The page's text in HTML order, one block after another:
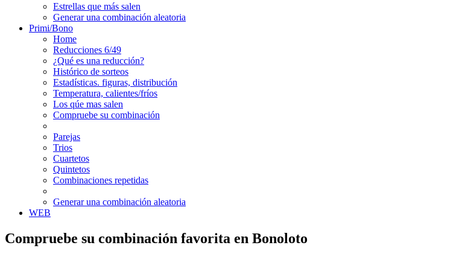
Estrellas que más salen
Generar una combinación aleatoria
Primi/Bono
Home
Reducciones 6/49
¿Qué es una reducción?
Histórico de sorteos
Estadísticas. figuras, distribución
Temperatura, calientes/fríos
Los qúe mas salen
Compruebe su combinación
Parejas
Trios
Cuartetos
Quintetos
Combinaciones repetidas
Generar una combinación aleatoria
WEB
Compruebe su combinación favorita en Bonoloto